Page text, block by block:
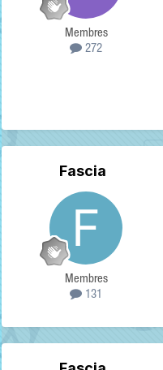
Membres
272
Fascia
Membres
131